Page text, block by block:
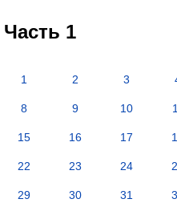
Часть 1
1 2 3
8 9 10
15 16 17
22 23 24
29 30 31